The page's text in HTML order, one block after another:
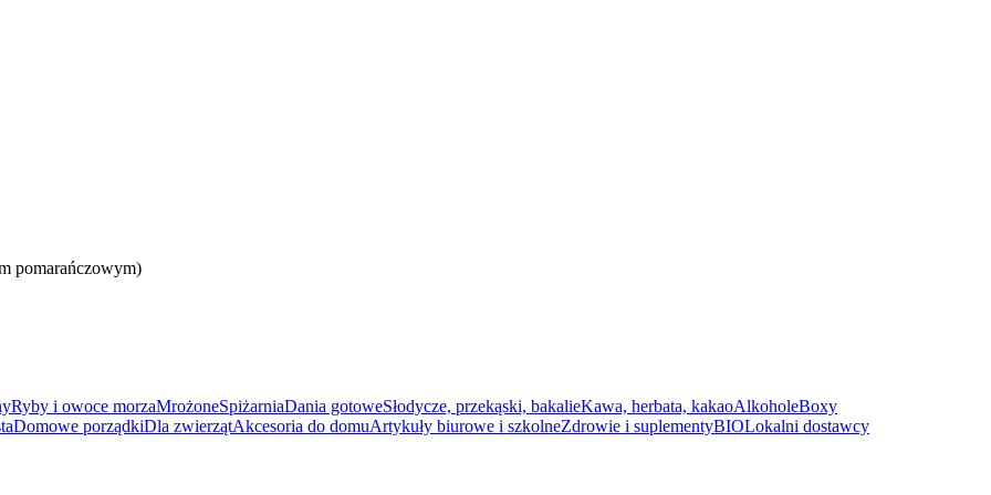
Ryby i owoce morzaMrożoneSpiżarniaDania gotoweSłodycze, przekąski, bakalieKawa, herbata, kakaoAlkoholeBoxy
Domowe porządkiDla zwierzątAkcesoria do domuArtykuły biurowe i szkolneZdrowie i suplementyBIOLokalni dostawcy
pomarańczowym)